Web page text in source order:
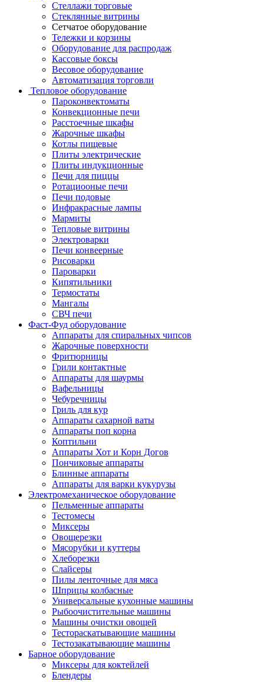
Стеллажи торговые
Стеклянные витрины
Сетчатое оборудование
Тележки и корзины
Оборудование для распродаж
Кассовые боксы
Весовое оборудование
Автоматизация торговли
Тепловое оборудование
Пароконвектоматы
Конвекционные печи
Расстоечные шкафы
Жарочные шкафы
Котлы пищевые
Плиты электрические
Плиты индукционные
Печи для пиццы
Ротациооные печи
Печи подовые
Инфракрасные лампы
Мармиты
Тепловые витрины
Электроварки
Печи конвеерные
Рисоварки
Пароварки
Кипятильники
Термостаты
Мангалы
СВЧ печи
Фаст-Фуд оборудование
Аппараты для спиральных чипсов
Жарочные поверхности
Фритюрницы
Грили контактные
Аппараты для шаурмы
Вафельницы
Чебуречницы
Гриль для кур
Аппараты сахарной ваты
Аппараты поп корна
Коптильни
Аппараты Хот и Корн Догов
Пончиковые аппараты
Блинные аппараты
Аппараты для варки кукурузы
Электромеханическое оборудование
Пельменные аппараты
Тестомесы
Миксеры
Овощерезки
Мясорубки и куттеры
Хлеборезки
Слайсеры
Пилы ленточные для мяса
Шприцы колбасные
Универсальные кухонные машины
Рыбоочистительные машины
Машины очистки овощей
Тестораскатывающие машины
Тестозакатывающие машины
Барное оборудование
Миксеры для коктейлей
Блендеры